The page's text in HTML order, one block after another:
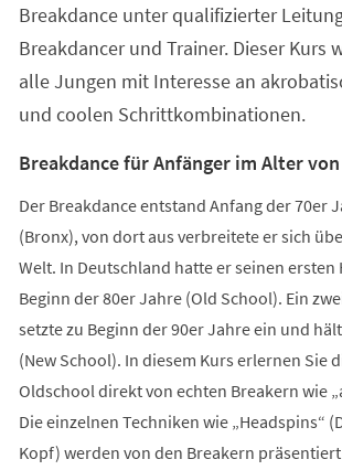
Breakdance unter qualifizierter
Breakdancer und Trainer. Dieser Kurs
alle Jungen mit Interesse an
und coolen Schrittkombinationen.
Breakdance für Anfänger im Alter
Der Breakdance entstand Anfang der 70er
(Bronx), von dort aus verbreitete er sich
Welt. In Deutschland hatte er seinen ersten
Beginn der 80er Jahre (Old School). Ein
setzte zu Beginn der 90er Jahre ein und
(New School). In diesem Kurs erlernen Sie
Oldschool direkt von echten Breakern wie
Die einzelnen Techniken wie „Headspins“
Kopf) werden von den Breakern